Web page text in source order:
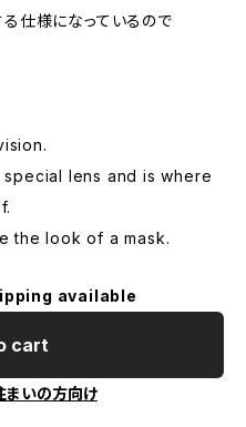
仕様になっているので
lens and is where
the look of a mask.
available
cart
まいの方向け